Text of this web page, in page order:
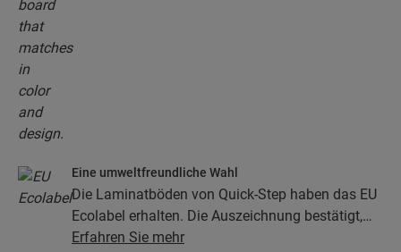
Eine umweltfreundliche Wahl
Die Laminatböden von Quick-Step haben das EU
Ecolabel erhalten. Die Auszeichnung bestätigt,
dass die Böden zu mindestens 80 % aus
Erfahren Sie mehr